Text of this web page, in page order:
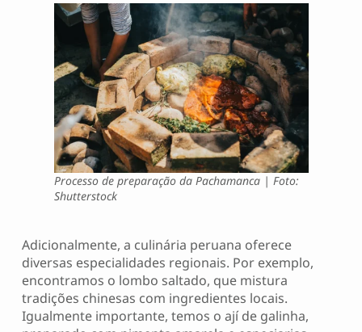
Processo de preparação da Pachamanca | Foto:
Shutterstock
Adicionalmente, a culinária peruana oferece
diversas especialidades regionais. Por exemplo,
encontramos o lombo saltado, que mistura
tradições chinesas com ingredientes locais.
Igualmente importante, temos o ají de galinha,